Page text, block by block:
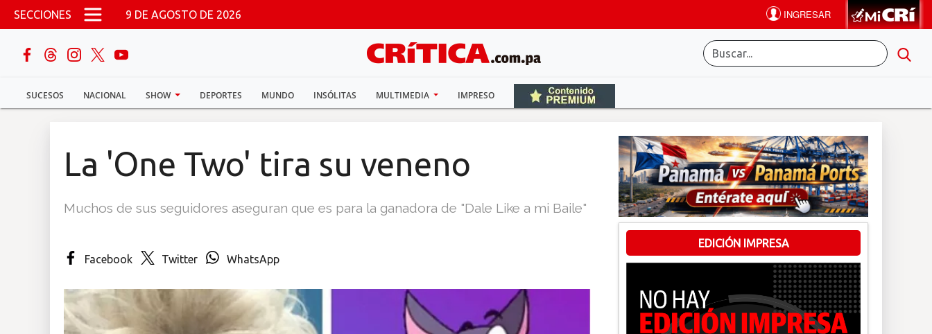
Pasar al contenido principal
SECCIONES 9 DE AGOSTO DE 2026
SUCESOS NACIONAL SHOW DEPORTES MUNDO INSÓLITAS MULTIMEDIA IMPRESO
buscar
Sucesos
La 'One Two' tira su veneno
Muchos de sus seguidores aseguran que es para la ganadora de "Dale Like a mi Baile"
Facebook Twitter WhatsApp
EDICIÓN IMPRESA